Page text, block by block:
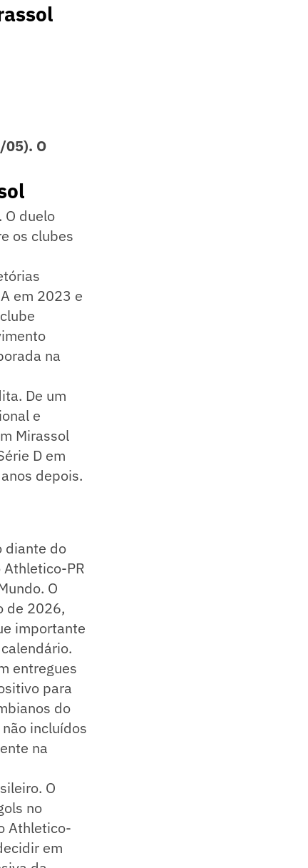
05). O
O duelo
os clubes
em 2023 e
na
De um
e
Mirassol
D em
depois.
diante do
PR
O
de 2026,
importante
entregues
para
do
incluídos
na
O
no
Athletico-
em